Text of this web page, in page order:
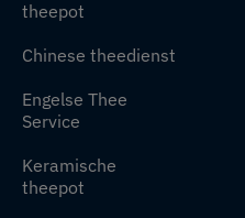
theepot
Chinese theedienst
Engelse Thee
Service
Keramische
theepot